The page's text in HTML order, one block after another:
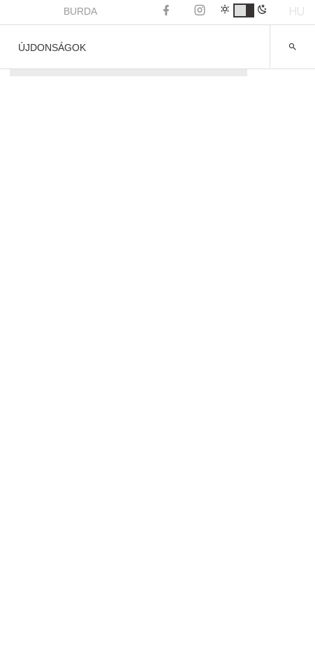
BURDA HU
ÚJDONSÁGOK